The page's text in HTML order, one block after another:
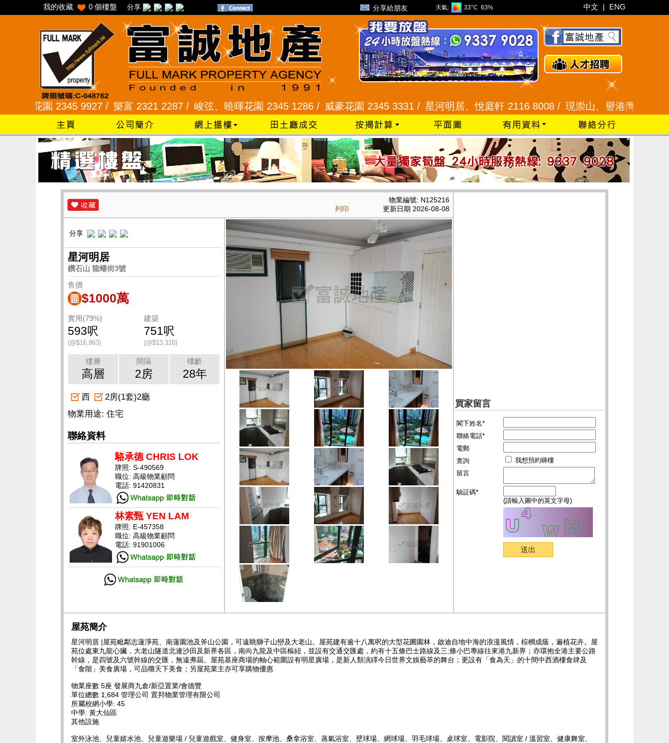
我的收藏 0 個樓盤 分享 分享給朋友 天氣: 33°C 63% 中文 | ENG
園 2345 9927 /樂富 2321 2287 /峻弦、曉暉花園 2345 1286 /威豪花園 2345 3331 /星河明居、悅庭軒 2116 8008 /現崇山、譽港灣 2345 9926 /
列印
物業編號: N125216
更新日期 2026-08-08
買家留言
閣下姓名*
聯絡電話*
電郵
查詢
我想預約睇樓
留言
驗証碼*
(請輸入圖中的英文字母)
分享
星河明居
鑽石山 龍蟠街3號
售價
$1000萬
實用(79%)
593呎
(@$16,863)
建築
751呎
(@$13,316)
樓層
高層
間隔
2房
樓齡
28年
西
2房(1套)2廳
物業用途: 住宅
聯絡資料
駱承德 CHRIS LOK
牌照: S-490569
職位: 高級物業顧問
電話: 91420831
林素甄 YEN LAM
牌照: E-457358
職位: 高級物業顧問
電話: 91901006
屋苑簡介
星河明居 |屋苑毗鄰志蓮淨苑、南蓮園池及斧山公園，可遠眺獅子山巒及大老山。屋苑建有逾十八萬呎的大型花圃園林，啟迪自地中海的浪漫風情，棕櫚成蔭，遍植花卉。屋
苑位處東九龍心臟，大老山隧道北連沙田及新界各區，南向九龍及中區樞紐，並設有交通交匯處，約有十五條巴士路線及三;條小巴專線往來港九新界；亦環抱全港主要公路
幹線，是四號及六號幹線的交匯，無遠弗屆。屋苑基座商場的軸心範圍設有明星廣場，是新人類演繹今日世界文娛藝萃的舞台；更設有「食為天」的十間中西酒樓食肆及
「食階」美食廣場，可品嚐天下美食；另屋苑業主亦可享購物優惠
物業座數 5座 發展商九倉/新亞置業/會德豐
單位總數 1,684 管理公司 置邦物業管理有限公司
所屬校網小學: 45
中學: 黃大仙區
其他設施
室外泳池、兒童嬉水池、兒童遊樂場 / 兒童遊戲室、健身室、按摩池、桑拿浴室、蒸氣浴室、壁球場、網球場、羽毛球場、桌球室、電影院、閱讀室 / 溫習室、健康舞室、